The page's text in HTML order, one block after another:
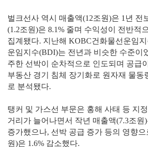
벌크선사 역시 매출액(12조원)은 1년 전
(1.2조원)은 8.1% 줄며 수익성이 전반적
집계됐다. 지난해 KOBC건화물선운임
운임지수(BDI)는 전년과 비슷한 수준이
주한 선박이 순차적으로 인도되며 공급
부동산 경기 침체 장기화로 원자재 물동
로 분석됐다.
탱커 및 가스선 부문은 홍해 사태 등 지
거리가 늘어나면서 작년 매출액(7.3조원
증가했으나, 선박 공급 증가 등의 영향으
원)은 1.6% 감소했다.